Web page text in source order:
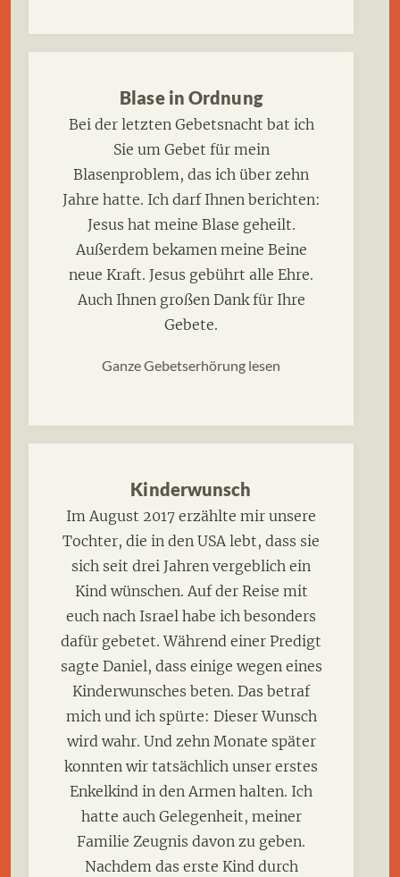
Blase in Ordnung
Bei der letzten Gebetsnacht bat ich
Sie um Gebet für mein
Blasenproblem, das ich über zehn
Jahre hatte. Ich darf Ihnen berichten:
Jesus hat meine Blase geheilt.
Außerdem bekamen meine Beine
neue Kraft. Jesus gebührt alle Ehre.
Auch Ihnen großen Dank für Ihre
Gebete.
Ganze Gebetserhörung lesen
Kinderwunsch
Im August 2017 erzählte mir unsere
Tochter, die in den USA lebt, dass sie
sich seit drei Jahren vergeblich ein
Kind wünschen. Auf der Reise mit
euch nach Israel habe ich besonders
dafür gebetet. Während einer Predigt
sagte Daniel, dass einige wegen eines
Kinderwunsches beten. Das betraf
mich und ich spürte: Dieser Wunsch
wird wahr. Und zehn Monate später
konnten wir tatsächlich unser erstes
Enkelkind in den Armen halten. Ich
hatte auch Gelegenheit, meiner
Familie Zeugnis davon zu geben.
Nachdem das erste Kind durch